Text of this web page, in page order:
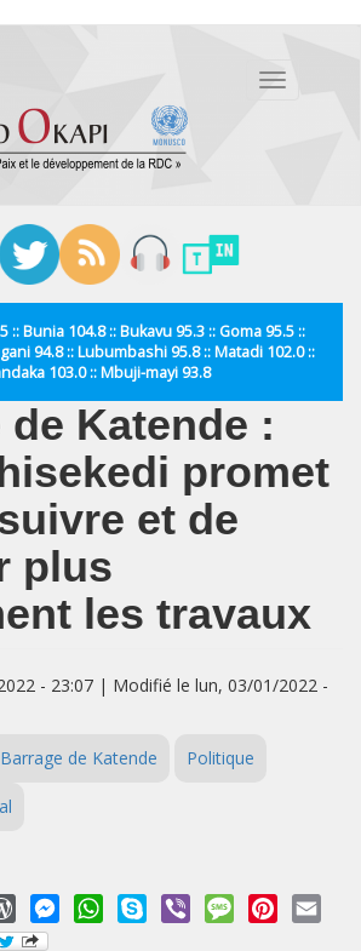
Toggle
:: Bunia 104.8 :: Bukavu 95.3 :: Goma 95.5 ::
94.8 :: Lubumbashi 95.8 :: Matadi 102.0 ::
103.0 :: Mbuji-mayi 93.8
de Katende :
promet
et de
plus
les travaux
- 23:07 | Modifié le lun, 03/01/2022 -
Barrage de Katende Politique
WordPressMessengerWhatsApp
Skype Viber MessagePinterest